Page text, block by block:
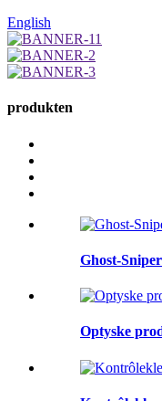
English
produkten
Ghost-
Optyske